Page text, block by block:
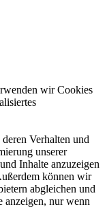
wir Cookies
Verhalten und
unserer
Inhalte anzuzeigen
können wir
abgleichen und
anzeigen, nur wenn